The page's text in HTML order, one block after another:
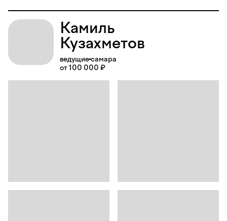
Камиль
Кузахметов
ведущиесамара
от 100 000 ₽